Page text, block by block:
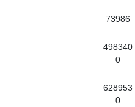
73986
498340
0
628953
0